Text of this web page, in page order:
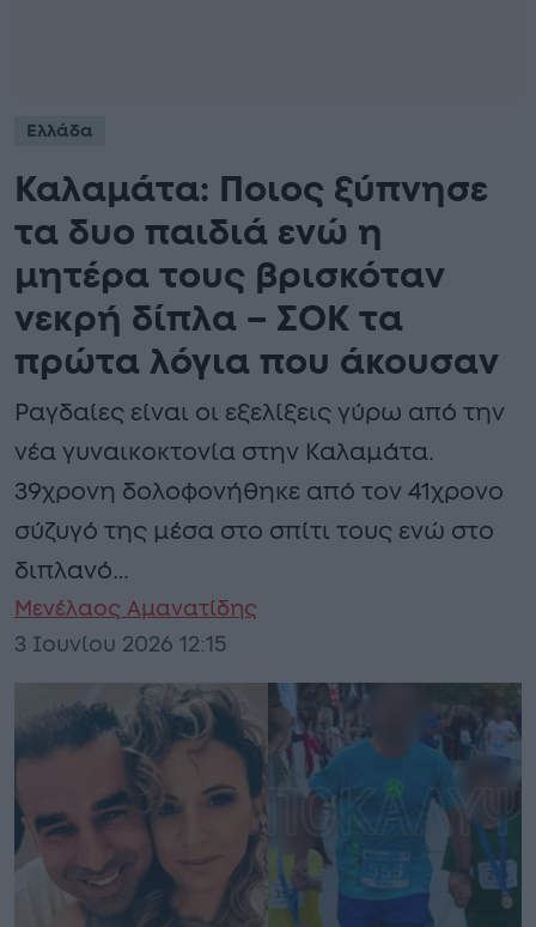
Ελλάδα
Καλαμάτα: Ποιος ξύπνησε
τα δυο παιδιά ενώ η
μητέρα τους βρισκόταν
νεκρή δίπλα – ΣΟΚ τα
πρώτα λόγια που άκουσαν
Ραγδαίες είναι οι εξελίξεις γύρω από την
νέα γυναικοκτονία στην Καλαμάτα.
39χρονη δολοφονήθηκε από τον 41χρονο
σύζυγό της μέσα στο σπίτι τους ενώ στο
διπλανό…
Μενέλαος Αμανατίδης
3 Ιουνίου 2026 12:15